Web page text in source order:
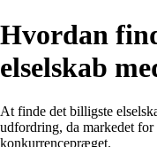
Hvordan
elselskab
At finde det billigste
udfordring, da markedet
konkurrencepræget.